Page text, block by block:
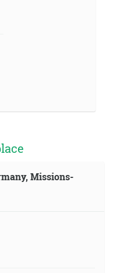
Missions-